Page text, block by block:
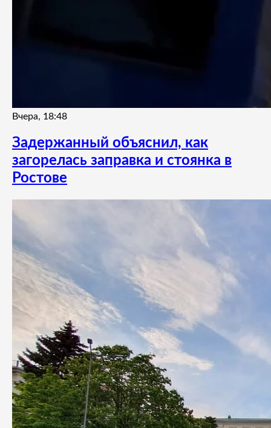
Вчера, 18:48
Задержанный объяснил, как
загорелась заправка и стоянка в
Ростове